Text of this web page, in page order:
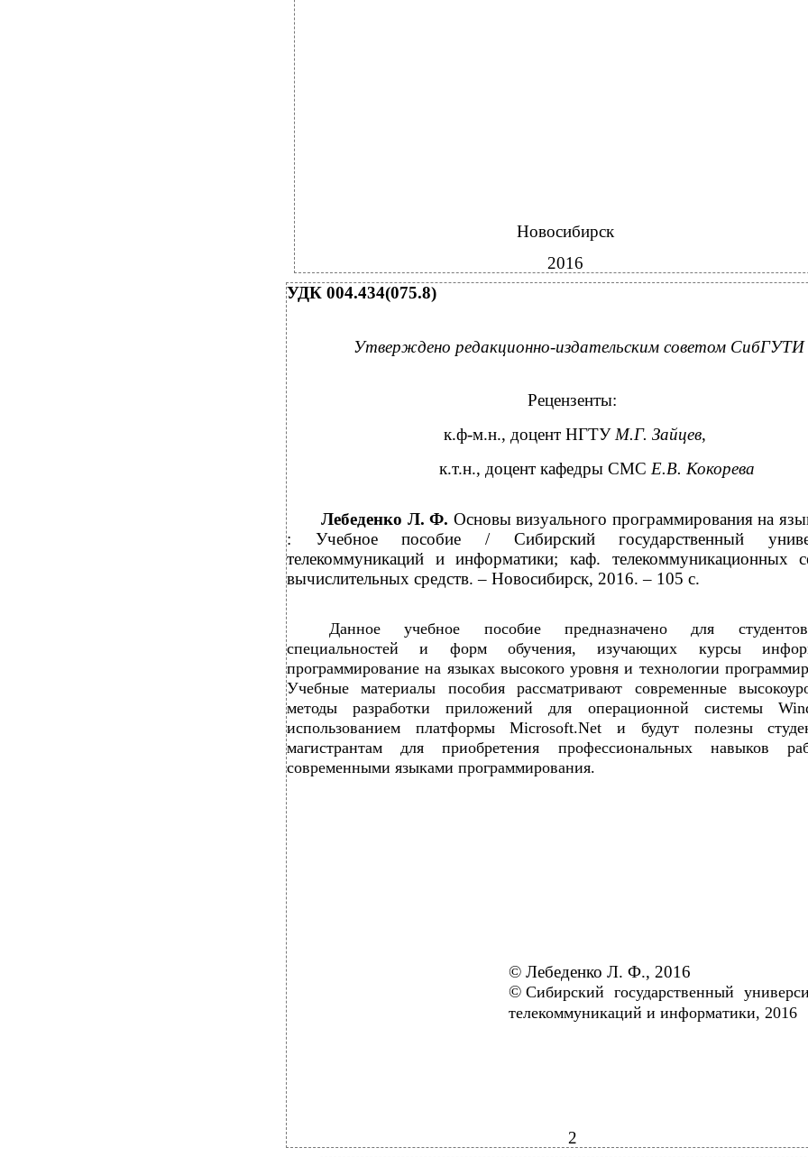
Новосибирск
2016
УДК 004.434(075.8)
Утверждено редакционно-издательским советом СибГУТИ
Рецензенты:
к.ф-м.н., доцент НГТУ М.Г. Зайцев,
к.т.н., доцент кафедры СМС Е.В. Кокорева
Лебеденко Л. Ф. Основы визуального программирования на
: Учебное пособие / Сибирский государственный
телекоммуникаций и информатики; каф. телекоммуникационных
вычислительных средств. – Новосибирск, 2016. – 105 с.
Данное учебное пособие предназначено для
специальностей и форм обучения, изучающих курсы
программирование на языках высокого уровня и технологии
Учебные материалы пособия рассматривают современные
методы разработки приложений для операционной системы
использованием платформы Microsoft.Net и будут полезны
магистрантам для приобретения профессиональных навыков
современными языками программирования.
© Лебеденко Л. Ф., 2016
© Сибирский государственный
телекоммуникаций и информатики, 2016
2